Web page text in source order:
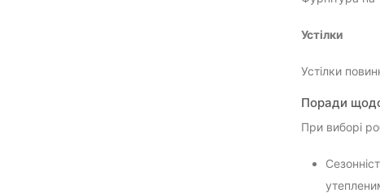
Устілки
Устілки
Поради
При виборі